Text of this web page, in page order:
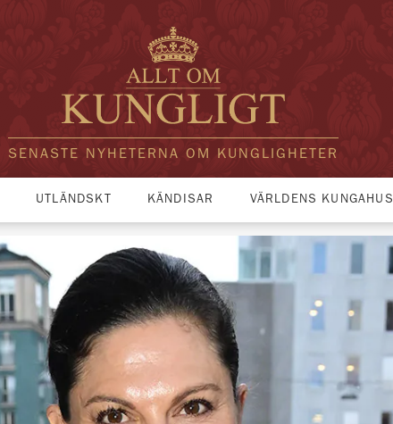
SENASTE NYHETERNA OM KUNGLIGHETER
UTLÄNDSKT KÄNDISAR VÄRLDENS KUNGAHUS